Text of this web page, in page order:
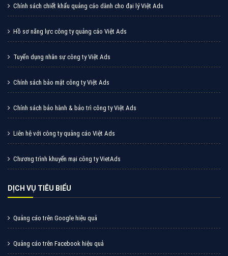
Chính sách chiết khấu quảng cáo dành cho đại lý Việt Ads
Hồ sơ năng lực công ty quảng cáo Việt Ads
Tuyển dụng nhân sự công ty Việt Ads
Chính sách bảo mật công ty Việt Ads
Chính sách bảo hành & bảo trì công ty Việt Ads
Liên hệ với công ty quảng cáo Việt Ads
Chương trình khuyến mại công ty VietAds
DỊCH VỤ TIÊU BIỂU
Quảng cáo trên Google hiệu quả
Quảng cáo trên Facebook hiệu quả